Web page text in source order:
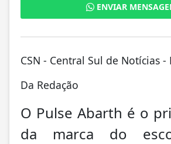
ENVIAR
CSN - Central Sul de Notícias -
Da Redação
O Pulse Abarth é o
da marca do